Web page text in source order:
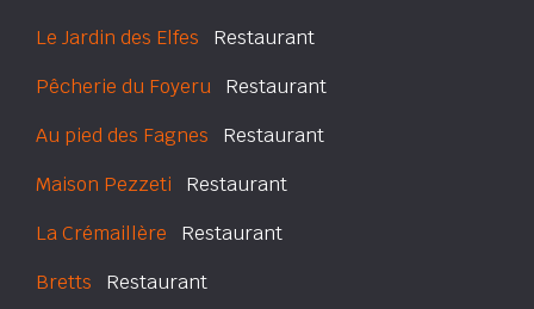
Le Jardin des Elfes Restaurant
Pêcherie du Foyeru Restaurant
Au pied des Fagnes Restaurant
Maison Pezzeti Restaurant
La Crémaillère Restaurant
Bretts Restaurant